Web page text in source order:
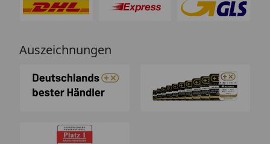
Auszeichnungen